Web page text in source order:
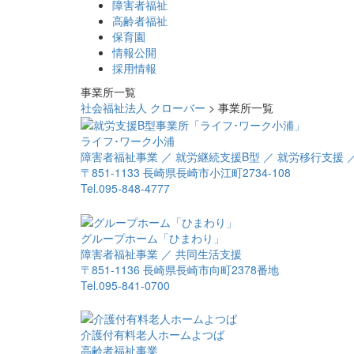
障害者福祉
高齢者福祉
保育園
情報公開
採用情報
事業所一覧
社会福祉法人 クローバー > 事業所一覧
ライフ･ワーク小浦
障害者福祉事業 ／ 就労継続支援B型 ／ 就労移行支援
〒851-1133 長崎県長崎市小江町2734-108
Tel.095-848-4777
グループホーム「ひまわり」
障害者福祉事業 ／ 共同生活支援
〒851-1136 長崎県長崎市向町2378番地
Tel.095-841-0700
介護付有料老人ホームよつば
高齢者福祉事業